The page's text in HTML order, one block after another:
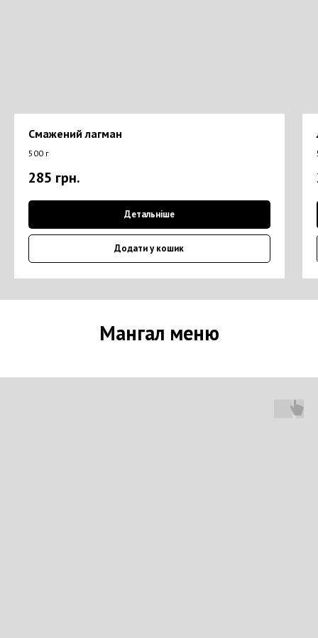
Смажений лагман
500 г
285 грн.
Детальніше
Додати у кошик
Мангал меню